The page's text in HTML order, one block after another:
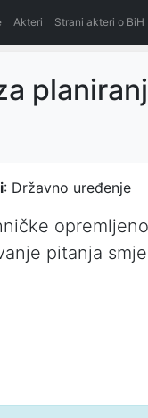
Akteri Strani akteri o BiH
: Državno uređenje
pitanja